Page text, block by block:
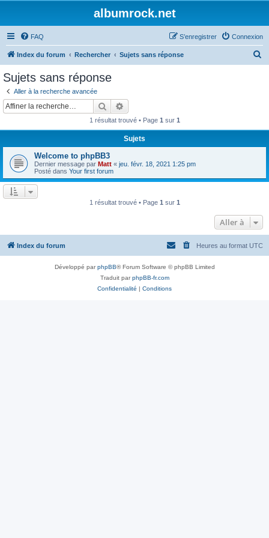
albumrock.net
FAQ Connexion
S’enregistrer
Index du forum Rechercher Sujets sans réponse
r
Sujets sans réponse
Aller à la recherche avancée
Rechercher
1 résultat trouvé • Page 1 sur 1
Sujets
Welcome to phpBB3
Dernier message par Matt « jeu. févr. 18, 2021 1:25 pm
Posté dans Your first forum
1 résultat trouvé • Page 1 sur 1
Aller à
Index du forum Heures au format UTC
Développé parphpBB® Forum Software © phpBB Limited
Traduit parphpBB-fr.com
Confidentialité | Conditions